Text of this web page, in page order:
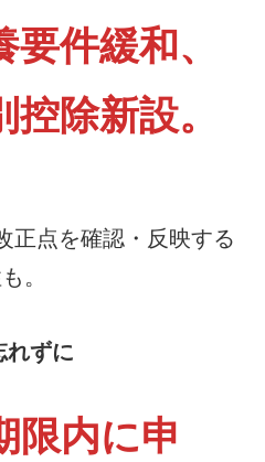
件緩和、
除新設。
正点を確認・反映する
。
れずに
限内に申